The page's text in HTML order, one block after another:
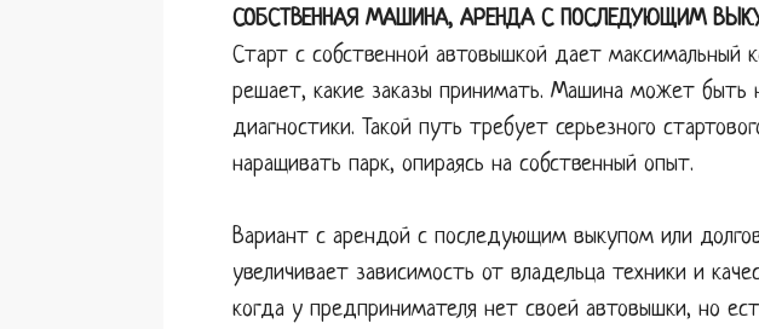
СОБСТВЕННАЯ МАШИНА, АРЕНДА С ПОСЛЕДУЮЩИМ
Старт с собственной автовышкой дает максимальный
решает, какие заказы принимать. Машина может быть
диагностики. Такой путь требует серьезного
наращивать парк, опираясь на собственный опыт.
Вариант с арендой с последующим выкупом или
увеличивает зависимость от владельца техники и
когда у предпринимателя нет своей автовышки, но